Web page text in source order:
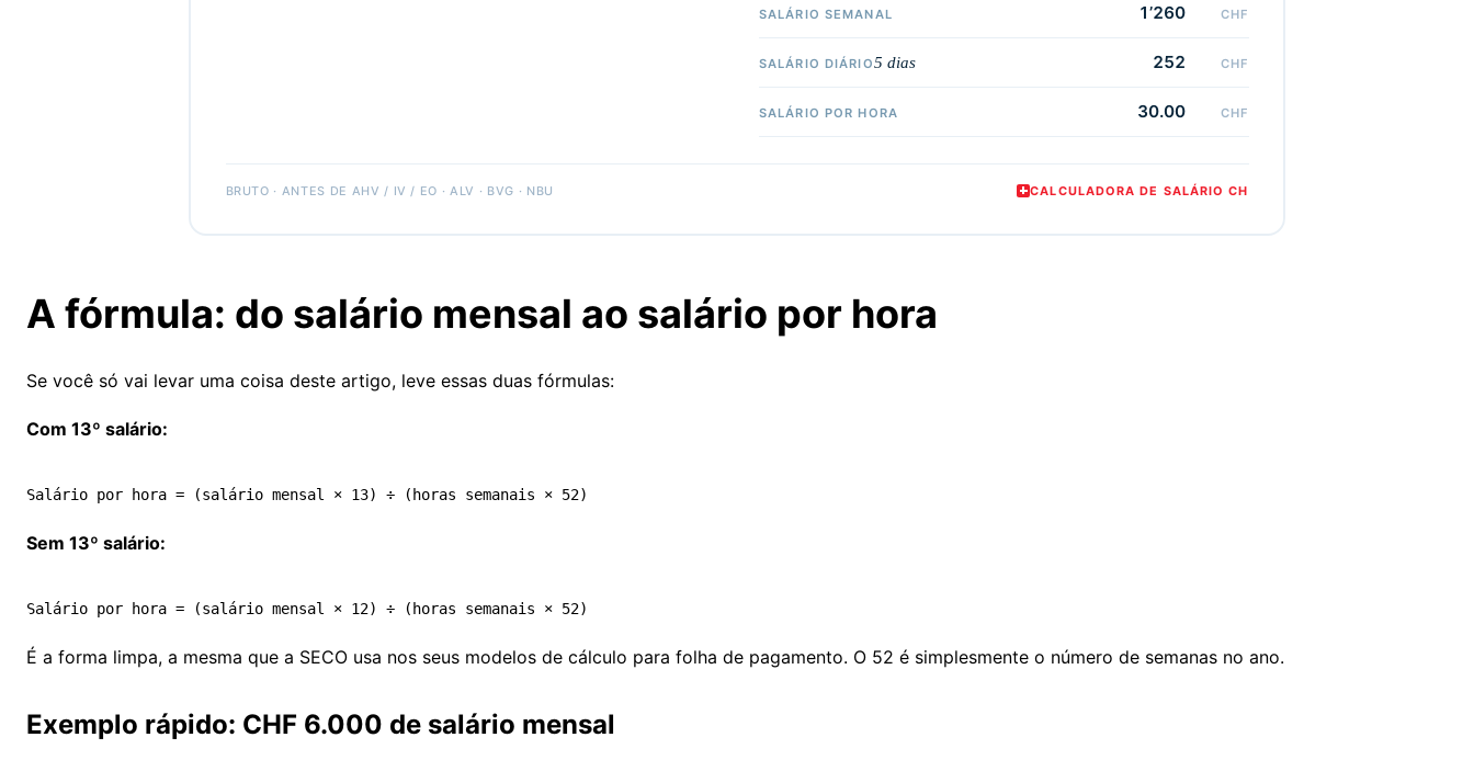
SALÁRIO SEMANAL 1’260 CHF
SALÁRIO DIÁRIO5 dias 252 CHF
SALÁRIO POR HORA 30.00 CHF
BRUTO · ANTES DE AHV / IV / EO · ALV · BVG · NBU CALCULADORA DE SALÁRIO CH
A fórmula: do salário mensal ao salário por hora
Se você só vai levar uma coisa deste artigo, leve essas duas fórmulas:
Com 13º salário:
Sem 13º salário:
É a forma limpa, a mesma que a SECO usa nos seus modelos de cálculo para folha de pagamento. O 52 é simplesmente o número de semanas no ano.
Exemplo rápido: CHF 6.000 de salário mensal